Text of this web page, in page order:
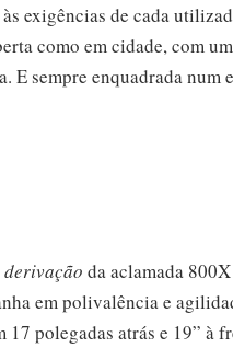
exigências de cada
como em cidade, com
E sempre enquadrada num
derivação da aclamada
em polivalência e
polegadas atrás e 19” à